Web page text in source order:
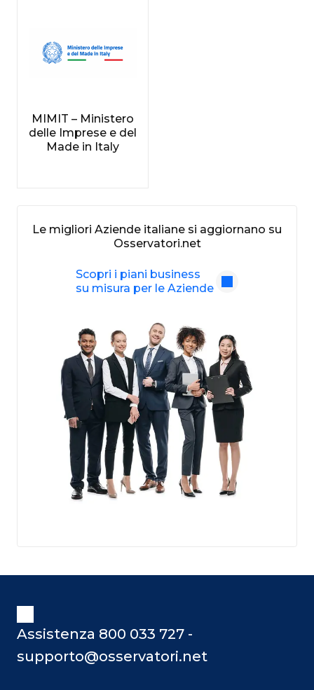
Le migliori Aziende italiane si aggiornano su
Osservatori.net
Scopri i piani business
su misura per le Aziende
MIMIT – Ministero
delle Imprese e del
Made in Italy
Assistenza 800 033 727 -
supporto@osservatori.net